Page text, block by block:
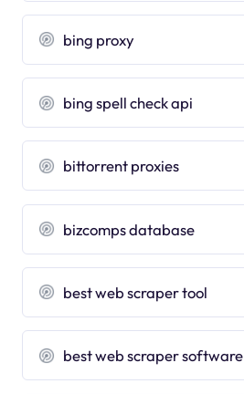
bing proxy
bing spell check api
bittorrent proxies
bizcomps database
best web scraper tool
best web scraper software